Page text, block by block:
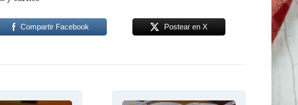
Compartir Facebook Postear en X